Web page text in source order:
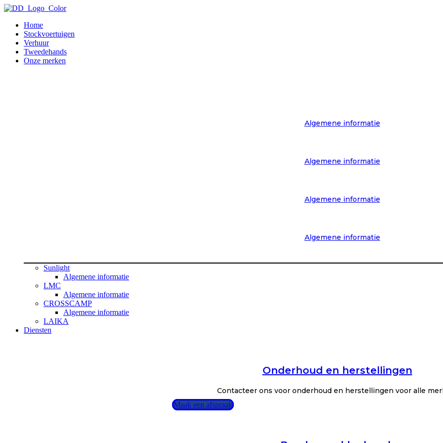
Home
Stockvoertuigen
Verhuur
Tweedehands
Onze merken
Algemene informatie
Algemene informatie
Algemene informatie
Algemene informatie
Sunlight
Algemene informatie
LMC
Algemene informatie
CROSSCAMP
Algemene informatie
LAIKA
Diensten
Onderhoud en herstellingen
Contacteer ons voor onderhoud en herstellingen voor alle
Maak een afspraak